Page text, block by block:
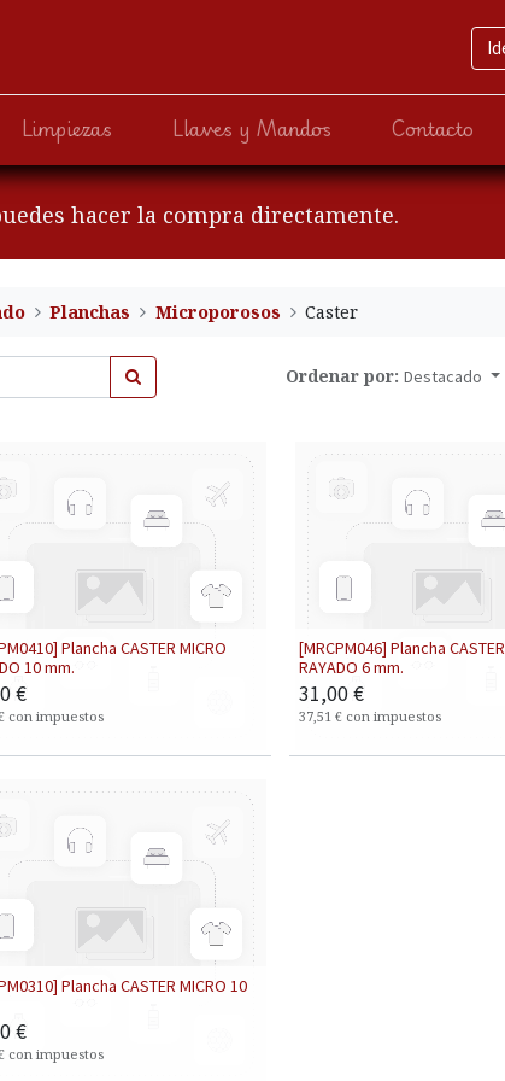
Limpiezas Llaves y Mandos Contacto
hacer la compra directamente.
Planchas Microporosos Caster
Ordenar por: Destacado
Plancha CASTER MICRO
10 mm.
€
con impuestos
[MRCPM046] Plancha
RAYADO 6 mm.
31,00€
37,51 € con impuestos
Plancha CASTER MICRO 10
€
con impuestos